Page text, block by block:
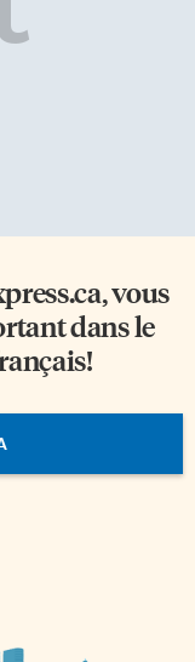
, vous
dans le